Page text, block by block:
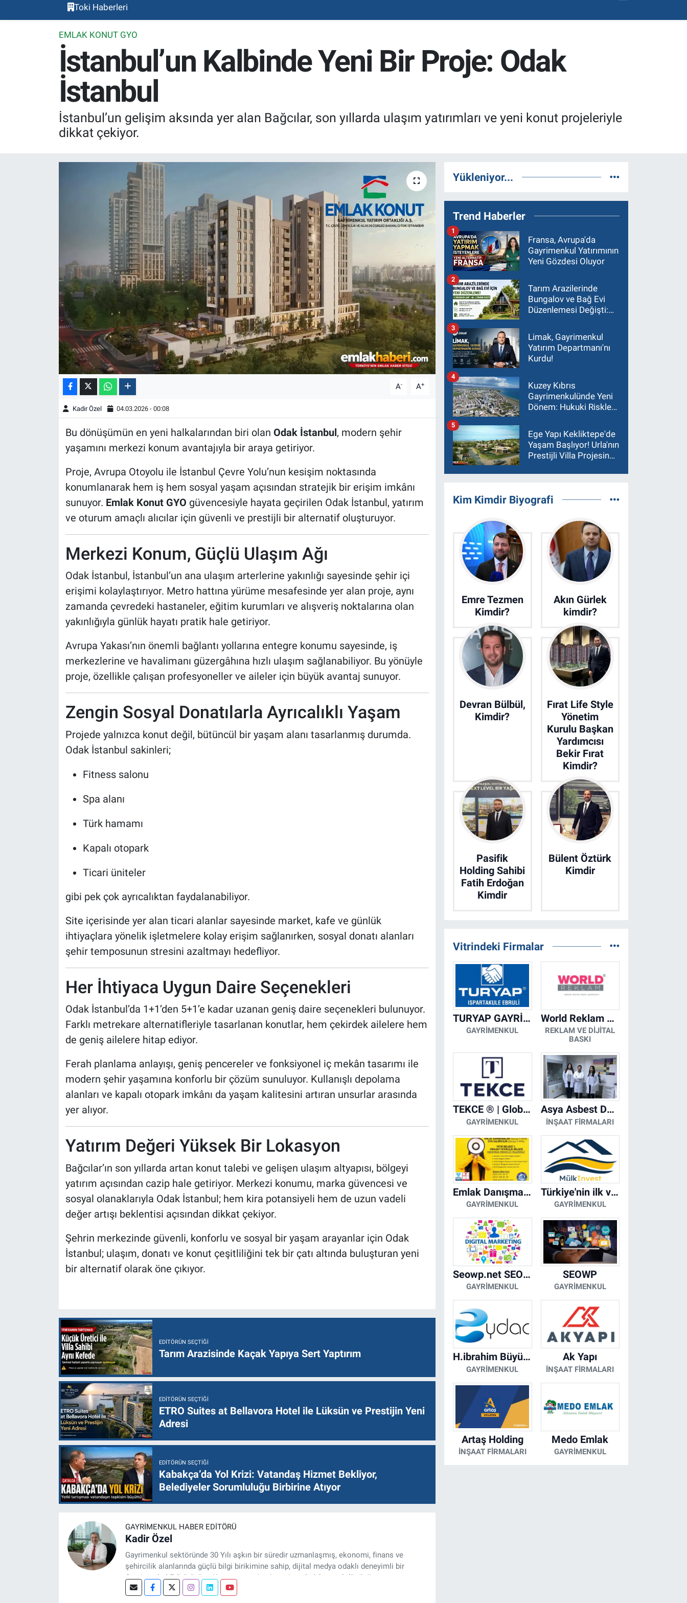
Toki Haberleri
EMLAK KONUT GYO
İstanbul’un Kalbinde Yeni Bir Proje: Odak
İstanbul
İstanbul’un gelişim aksında yer alan Bağcılar, son yıllarda ulaşım yatırımları ve yeni konut projeleriyle
dikkat çekiyor.
A- A+
Kadir Özel 04.03.2026 - 00:08
Bu dönüşümün en yeni halkalarından biri olan Odak İstanbul, modern şehir
yaşamını merkezi konum avantajıyla bir araya getiriyor.
Proje, Avrupa Otoyolu ile İstanbul Çevre Yolu’nun kesişim noktasında
konumlanarak hem iş hem sosyal yaşam açısından stratejik bir erişim imkânı
sunuyor. Emlak Konut GYO güvencesiyle hayata geçirilen Odak İstanbul, yatırım
ve oturum amaçlı alıcılar için güvenli ve prestijli bir alternatif oluşturuyor.
Merkezi Konum, Güçlü Ulaşım Ağı
Odak İstanbul, İstanbul’un ana ulaşım arterlerine yakınlığı sayesinde şehir içi
erişimi kolaylaştırıyor. Metro hattına yürüme mesafesinde yer alan proje, aynı
zamanda çevredeki hastaneler, eğitim kurumları ve alışveriş noktalarına olan
yakınlığıyla günlük hayatı pratik hale getiriyor.
Avrupa Yakası’nın önemli bağlantı yollarına entegre konumu sayesinde, iş
merkezlerine ve havalimanı güzergâhına hızlı ulaşım sağlanabiliyor. Bu yönüyle
proje, özellikle çalışan profesyoneller ve aileler için büyük avantaj sunuyor.
Zengin Sosyal Donatılarla Ayrıcalıklı Yaşam
Projede yalnızca konut değil, bütüncül bir yaşam alanı tasarlanmış durumda.
Odak İstanbul sakinleri;
Fitness salonu
Spa alanı
Türk hamamı
Kapalı otopark
Ticari üniteler
gibi pek çok ayrıcalıktan faydalanabiliyor.
Site içerisinde yer alan ticari alanlar sayesinde market, kafe ve günlük
ihtiyaçlara yönelik işletmelere kolay erişim sağlanırken, sosyal donatı alanları
şehir temposunun stresini azaltmayı hedefliyor.
Her İhtiyaca Uygun Daire Seçenekleri
Odak İstanbul’da 1+1’den 5+1’e kadar uzanan geniş daire seçenekleri bulunuyor.
Farklı metrekare alternatifleriyle tasarlanan konutlar, hem çekirdek ailelere hem
de geniş ailelere hitap ediyor.
Ferah planlama anlayışı, geniş pencereler ve fonksiyonel iç mekân tasarımı ile
modern şehir yaşamına konforlu bir çözüm sunuluyor. Kullanışlı depolama
alanları ve kapalı otopark imkânı da yaşam kalitesini artıran unsurlar arasında
yer alıyor.
Yatırım Değeri Yüksek Bir Lokasyon
Bağcılar’ın son yıllarda artan konut talebi ve gelişen ulaşım altyapısı, bölgeyi
yatırım açısından cazip hale getiriyor. Merkezi konumu, marka güvencesi ve
sosyal olanaklarıyla Odak İstanbul; hem kira potansiyeli hem de uzun vadeli
değer artışı beklentisi açısından dikkat çekiyor.
Şehrin merkezinde güvenli, konforlu ve sosyal bir yaşam arayanlar için Odak
İstanbul; ulaşım, donatı ve konut çeşitliliğini tek bir çatı altında buluşturan yeni
bir alternatif olarak öne çıkıyor.
EDITÖRÜN SEÇTIĞI
Tarım Arazisinde Kaçak Yapıya Sert Yaptırım
EDITÖRÜN SEÇTIĞI
ETRO Suites at Bellavora Hotel ile Lüksün ve Prestijin Yeni
Adresi
EDITÖRÜN SEÇTIĞI
Kabakça’da Yol Krizi: Vatandaş Hizmet Bekliyor,
Belediyeler Sorumluluğu Birbirine Atıyor
GAYRIMENKUL HABER EDITÖRÜ
Kadir Özel
Gayrimenkul sektöründe 30 Yılı aşkın bir süredir uzmanlaşmış, ekonomi, finans ve
şehircilik alanlarında güçlü bilgi birikimine sahip, dijital medya odaklı deneyimli bir
Gayrimenkul Editörüyüm. Konut, arsa, ticari gayrimenkul, kentsel dönüşüm ve yatırım
projeleri üzerine haber, analiz ve özel dosyalar hazırlama konusunda yetkinim.
Yükleniyor...
Trend Haberler
Fransa, Avrupa'da
Gayrimenkul Yatırımının
Yeni Gözdesi Oluyor
1
Tarım Arazilerinde
Bungalov ve Bağ Evi
Düzenlemesi Değişti:
Dönüme İndirildi
2
Limak, Gayrimenkul
Yatırım Departmanı'nı
Kurdu!
3
Kuzey Kıbrıs
Gayrimenkulünde Yeni
Dönem: Hukuki Riskler
Değiştiriyor
4
Ege Yapı Kekliktepe'de
Yaşam Başlıyor! Urla'nın
Prestijli Villa Projesinde
5
Kim Kimdir Biyografi
Emre Tezmen
Kimdir?
Akın Gürlek
kimdir?
Devran Bülbül,
Kimdir?
Fırat Life Style
Yönetim
Kurulu Başkan
Yardımcısı
Bekir Fırat
Kimdir?
Pasifik
Holding Sahibi
Fatih Erdoğan
Kimdir
Bülent Öztürk
Kimdir
Vitrindeki Firmalar
TURYAP GAYRİMENKUL DANIŞMANLIK HİZMETLERİ
GAYRIMENKUL
World Reklam Copy Center
REKLAM VE DIJITAL
BASKI
TEKCE ® | Global Gayrimenkul Şirketi
GAYRIMENKUL
Asya Asbest Danışmanlık - Asbest Söküm ve Asbest Raporu
İNŞAAT FIRMALARI
Emlak Danışmanı Seviye 5 Mesleki Yeterlilik Belgesi
GAYRIMENKUL
Türkiye'nin ilk ve tek yapay zeka destekli arsa ilan platformu
GAYRIMENKUL
Seowp.net SEO Hizmetleri
GAYRIMENKUL
SEOWP
GAYRIMENKUL
H.ibrahim Büyükacar
GAYRIMENKUL
Ak Yapı
İNŞAAT FIRMALARI
Artaş Holding
İNŞAAT FIRMALARI
Medo Emlak
GAYRIMENKUL